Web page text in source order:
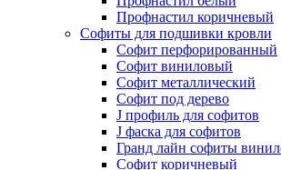
Профнастил коричневый
Софиты для подшивки кровли
Cофит перфорированный
Софит виниловый
Софит металлический
Софит под дерево
J профиль для софитов
J фаска для софитов
Гранд лайн софиты
Софит коричневый